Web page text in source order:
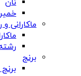
نان
خمیر
ماکارانی
برنج
برنج